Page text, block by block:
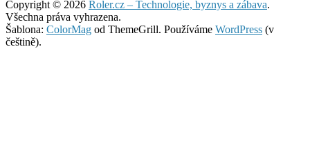
Copyright © 2026 Roler.cz – Technologie, byznys a zábava.
Všechna práva vyhrazena.
Šablona: ColorMag od ThemeGrill. Používáme WordPress (v
češtině).